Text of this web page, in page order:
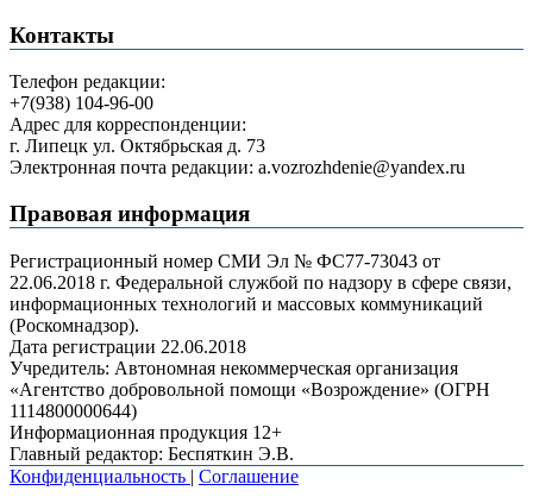
Контакты
Телефон редакции:
+7(938) 104-96-00
Адрес для корреспонденции:
г. Липецк ул. Октябрьская д. 73
Электронная почта редакции: a.vozrozhdenie@yandex.ru
Правовая информация
Регистрационный номер СМИ Эл № ФС77-73043 от
22.06.2018 г. Федеральной службой по надзору в сфере связи,
информационных технологий и массовых коммуникаций
(Роскомнадзор).
Дата регистрации 22.06.2018
Учредитель: Автономная некоммерческая организация
«Агентство добровольной помощи «Возрождение» (ОГРН
1114800000644)
Информационная продукция 12+
Главный редактор: Беспяткин Э.В.
Конфиденциальность | Соглашение